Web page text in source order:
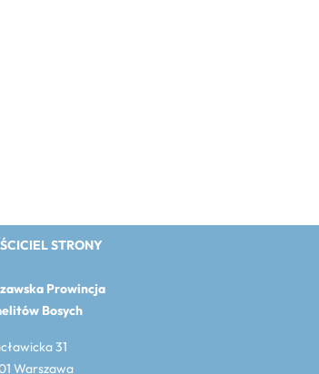
STRONY
Prowincja
Bosych
31
Warszawa